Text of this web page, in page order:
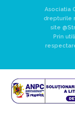
Asociatia
drepturile
site
Prin